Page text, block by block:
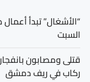
“الأشغال” تبدأ
السبت
قتلى ومصابون
ركاب في ريف دمشق